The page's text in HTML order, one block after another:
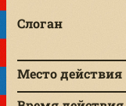
Слоган
Место действия